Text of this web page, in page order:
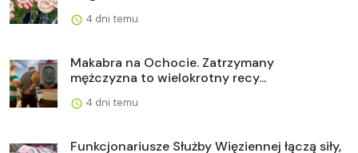
4 dni temu
Makabra na Ochocie. Zatrzymany
mężczyzna to wielokrotny recy...
4 dni temu
Funkcjonariusze Służby Więziennej łączą siły,